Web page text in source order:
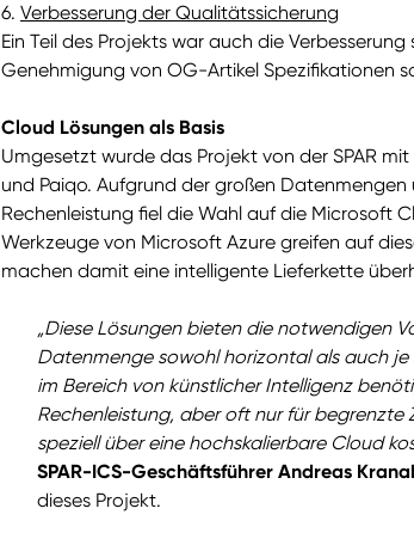
6. Verbesserung der Qualitätssicherung
Ein Teil des Projekts war auch die
Genehmigung von OG-Artikel Spezifikationen
Cloud Lösungen als Basis
Umgesetzt wurde das Projekt von der SPAR
und Paiqo. Aufgrund der großen
Rechenleistung fiel die Wahl auf die Microsoft
Werkzeuge von Microsoft Azure greifen auf
machen damit eine intelligente Lieferkette
„Diese Lösungen bieten die notwendigen
Datenmenge sowohl horizontal als auch
im Bereich von künstlicher Intelligenz
Rechenleistung, aber oft nur für begrenzte
speziell über eine hochskalierbare Cloud
SPAR-ICS-Geschäftsführer Andreas
dieses Projekt.